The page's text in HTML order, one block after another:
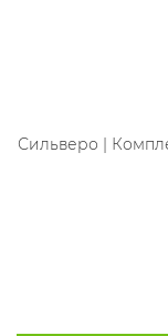
Сильверо |